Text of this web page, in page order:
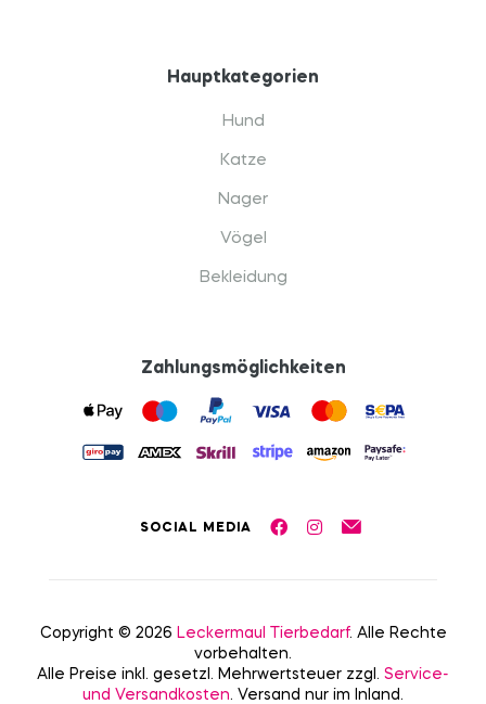
Hauptkategorien
Hund
Katze
Nager
Vögel
Bekleidung
Zahlungsmöglichkeiten
SOCIAL MEDIA
Copyright © 2026 Leckermaul Tierbedarf. Alle Rechte
vorbehalten.
Alle Preise inkl. gesetzl. Mehrwertsteuer zzgl. Service-
und Versandkosten. Versand nur im Inland.